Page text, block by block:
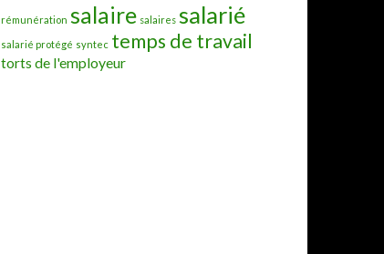
rémunération salaire salaires salarié
salarié protégé syntec temps de travail
torts de l'employeur